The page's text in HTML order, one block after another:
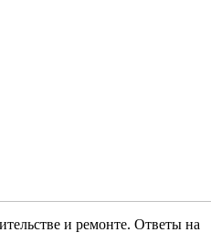
и ремонте. Ответы на